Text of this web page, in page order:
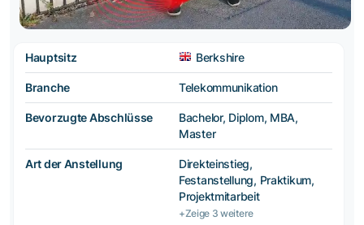
Hauptsitz Berkshire
Branche Telekommunikation
Bevorzugte Abschlüsse
Bachelor, Diplom, MBA,
Master
Art der Anstellung
Direkteinstieg,
Festanstellung, Praktikum,
Projektmitarbeit
+Zeige 3 weitere